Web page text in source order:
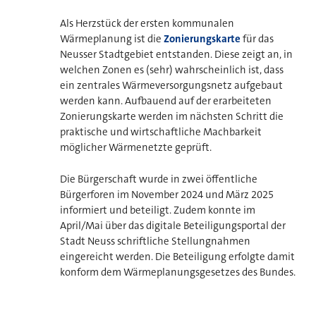
Als Herzstück der ersten kommunalen
Wärmeplanung ist die Zonierungskarte für das
Neusser Stadtgebiet entstanden. Diese zeigt an, in
welchen Zonen es (sehr) wahrscheinlich ist, dass
ein zentrales Wärmeversorgungsnetz aufgebaut
werden kann. Aufbauend auf der erarbeiteten
Zonierungskarte werden im nächsten Schritt die
praktische und wirtschaftliche Machbarkeit
möglicher Wärmenetzte geprüft.
Die Bürgerschaft wurde in zwei öffentliche
Bürgerforen im November 2024 und März 2025
informiert und beteiligt. Zudem konnte im
April/Mai über das digitale Beteiligungsportal der
Stadt Neuss schriftliche Stellungnahmen
eingereicht werden. Die Beteiligung erfolgte damit
konform dem Wärmeplanungsgesetzes des Bundes.